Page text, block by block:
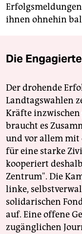
ihnen ohnehin
Die
Der drohende
Landtagswahlen
Kräfte inzwischen
braucht es
und vor allem mit
für eine starke
kooperiert
Zentrum". Die
linke,
solidarischen
auf. Eine offene
zugänglichen